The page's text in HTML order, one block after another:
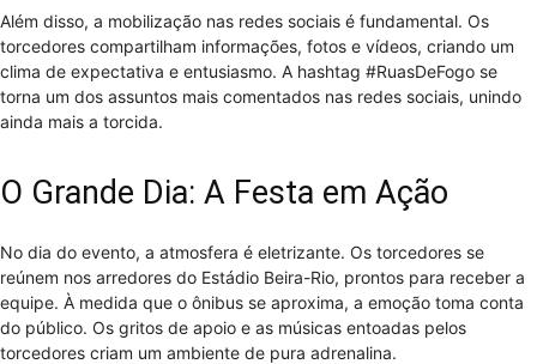
Além disso, a mobilização nas redes sociais é fundamental. Os
torcedores compartilham informações, fotos e vídeos, criando um
clima de expectativa e entusiasmo. A hashtag #RuasDeFogo se
torna um dos assuntos mais comentados nas redes sociais, unindo
ainda mais a torcida.
O Grande Dia: A Festa em Ação
No dia do evento, a atmosfera é eletrizante. Os torcedores se
reúnem nos arredores do Estádio Beira-Rio, prontos para receber a
equipe. À medida que o ônibus se aproxima, a emoção toma conta
do público. Os gritos de apoio e as músicas entoadas pelos
torcedores criam um ambiente de pura adrenalina.